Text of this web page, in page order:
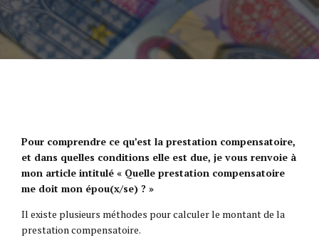
Pour comprendre ce qu’est la prestation compensatoire,
et dans quelles conditions elle est due, je vous renvoie à
mon article intitulé « Quelle prestation compensatoire
me doit mon épou(x/se) ? »
Il existe plusieurs méthodes pour calculer le montant de la
prestation compensatoire.